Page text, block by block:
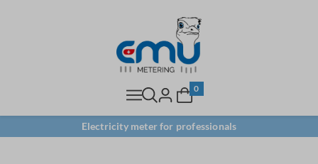
0
Electricity meter for professionals